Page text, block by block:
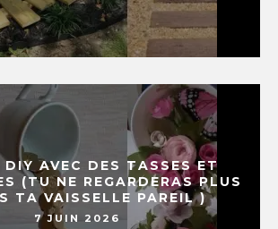
DIY AVEC DES TASSES ET
(TU NE REGARDERAS PLUS
TA VAISSELLE PAREIL )
7 JUIN 2026